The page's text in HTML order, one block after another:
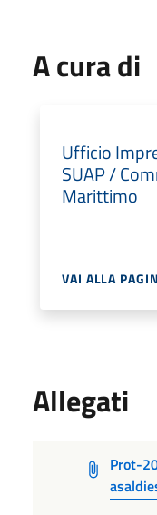
A cura di
Ufficio
SUAP /
Marittimo
VAI ALLA
Allegati
Prot-